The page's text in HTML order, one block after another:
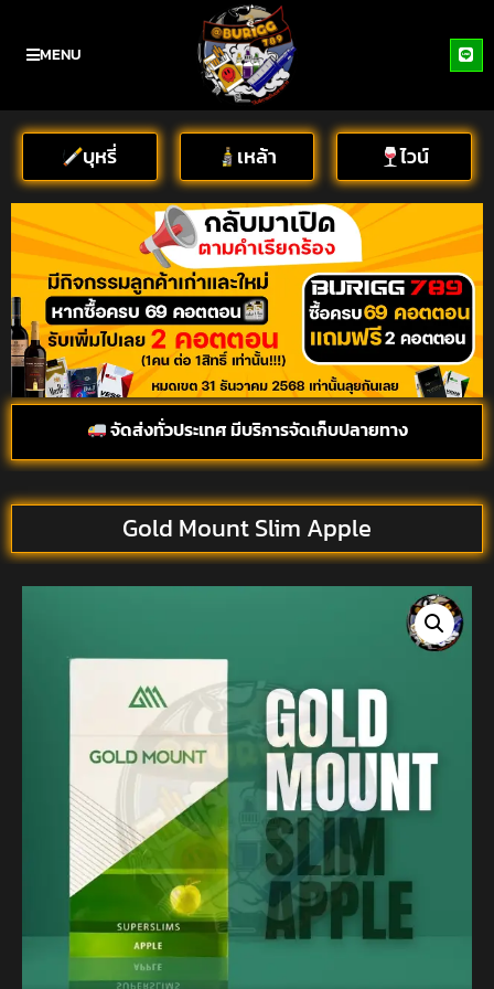
MENU
บุหรี่ เหล้า ไวน์
จัดส่งทั่วประเทศ มีบริการจัดเก็บปลายทาง
Gold Mount Slim Apple